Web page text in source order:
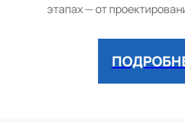
этапах — от